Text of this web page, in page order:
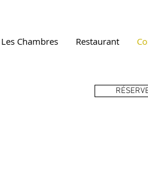
Les Chambres Restaurant